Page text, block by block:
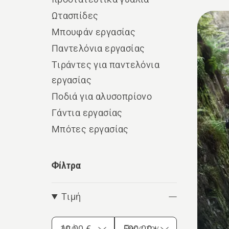
Ωτασπίδες
Μπουφάν εργασίας
Παντελόνια εργασίας
Τιράντες για παντελόνια
εργασίας
Ποδιά για αλυσοπρίονο
Γάντια εργασίας
Μπότες εργασίας
Φίλτρα
Τιμή
Όλα
τα